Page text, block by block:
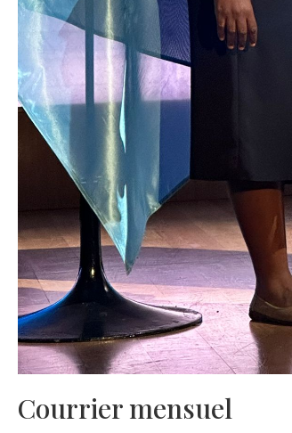
Courrier mensuel